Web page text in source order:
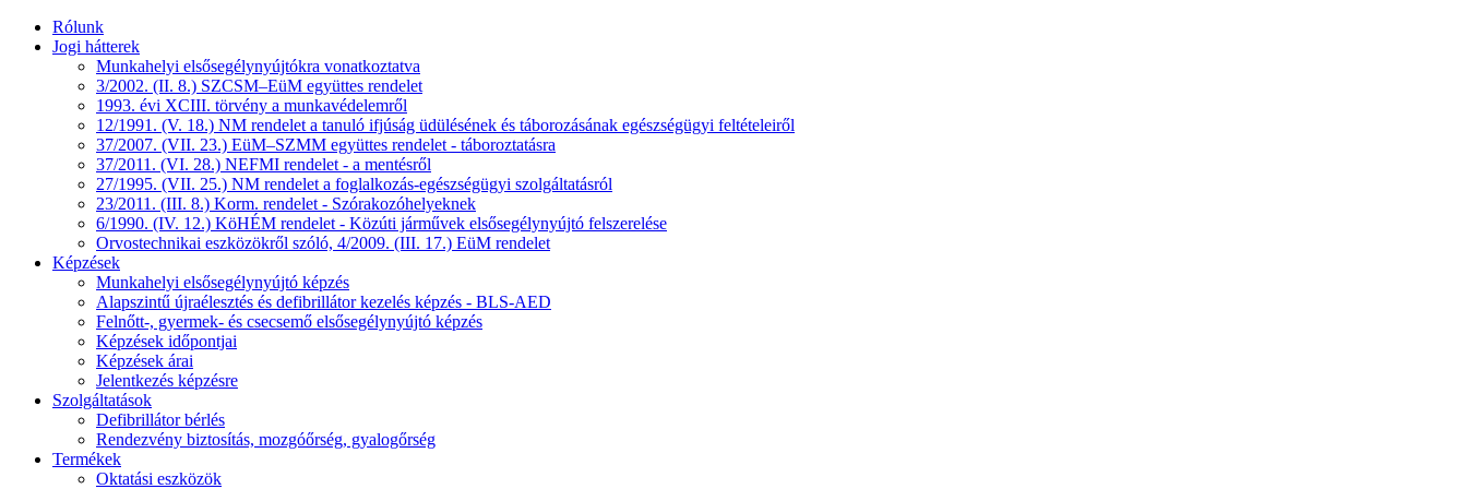
Rólunk
Jogi hátterek
Munkahelyi elsősegélynyújtókra vonatkoztatva
3/2002. (II. 8.) SZCSM–EüM együttes rendelet
1993. évi XCIII. törvény a munkavédelemről
12/1991. (V. 18.) NM rendelet a tanuló ifjúság üdülésének és táborozásának egészségügyi feltételeiről
37/2007. (VII. 23.) EüM–SZMM együttes rendelet - táboroztatásra
37/2011. (VI. 28.) NEFMI rendelet - a mentésről
27/1995. (VII. 25.) NM rendelet a foglalkozás-egészségügyi szolgáltatásról
23/2011. (III. 8.) Korm. rendelet - Szórakozóhelyeknek
6/1990. (IV. 12.) KöHÉM rendelet - Közúti járművek elsősegélynyújtó felszerelése
Orvostechnikai eszközökről szóló, 4/2009. (III. 17.) EüM rendelet
Képzések
Munkahelyi elsősegélynyújtó képzés
Alapszintű újraélesztés és defibrillátor kezelés képzés - BLS-AED
Felnőtt-, gyermek- és csecsemő elsősegélynyújtó képzés
Képzések időpontjai
Képzések árai
Jelentkezés képzésre
Szolgáltatások
Defibrillátor bérlés
Rendezvény biztosítás, mozgóőrség, gyalogőrség
Termékek
Oktatási eszközök